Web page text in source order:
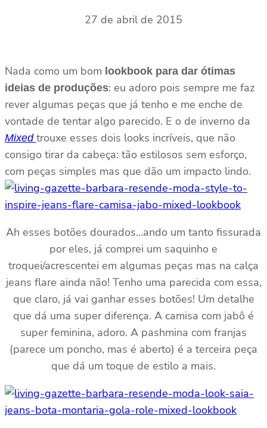
27 de abril de 2015
Nada como um bom lookbook para dar ótimas
ideias de produções: eu adoro pois sempre me faz
rever algumas peças que já tenho e me enche de
vontade de tentar algo parecido. E o de inverno da
Mixed trouxe esses dois looks incríveis, que não
consigo tirar da cabeça: tão estilosos sem esforço,
com peças simples mas que dão um impacto lindo.
Ah esses botões dourados…ando um tanto fissurada
por eles, já comprei um saquinho e
troquei/acrescentei em algumas peças mas na calça
jeans flare ainda não! Tenho uma parecida com essa,
que claro, já vai ganhar esses botões! Um detalhe
que dá uma super diferença. A camisa com jabô é
super feminina, adoro. A pashmina com franjas
(parece um poncho, mas é aberto) é a terceira peça
que dá um toque de estilo a mais.